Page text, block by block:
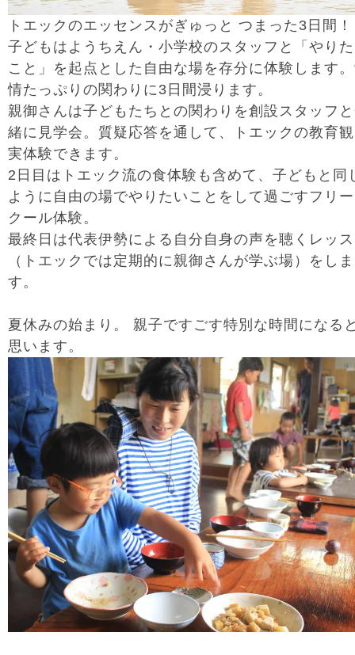
トエックのエッセンスがぎゅっと つまった3日間！
子どもはようちえん・小学校のスタッフと「やり
こと」を起点とした自由な場を存分に体験します
情たっぷりの関わりに3日間浸ります。
親御さんは子どもたちとの関わりを創設スタッフ
緒に見学会。質疑応答を通して、トエックの教育
実体験できます。
2日目はトエック流の食体験も含めて、子どもと同
ように自由の場でやりたいことをして過ごすフリ
クール体験。
最終日は代表伊勢による自分自身の声を聴くレッ
（トエックでは定期的に親御さんが学ぶ場）をしま
す。
夏休みの始まり。 親子ですごす特別な時間になる
思います。